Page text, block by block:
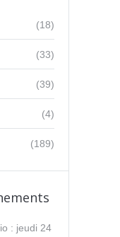
(18)
(33)
(39)
(4)
(189)
: jeudi 24